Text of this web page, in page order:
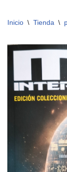
Inicio \ Tienda \